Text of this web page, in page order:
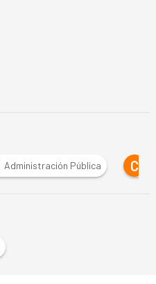
Administración Pública C